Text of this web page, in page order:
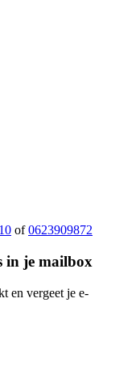
of0623909872
in je mailbox
en vergeet je e-